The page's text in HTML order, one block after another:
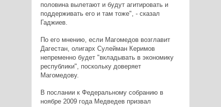
половина вылетают и будут агитировать и
поддерживать его и там тоже", - сказал
Гаджиев.
По его мнению, если Магомедов возглавит
Дагестан, олигарх Сулейман Керимов
непременно будет "вкладывать в экономику
республики", поскольку доверяет
Магомедову.
В послании к Федеральному собранию в
ноябре 2009 года Медведев призвал